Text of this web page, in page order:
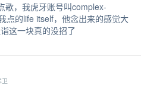
歌，我虎牙账号叫complex-
点的life itself，他念出来的感觉大
这一块真的没招了
卫